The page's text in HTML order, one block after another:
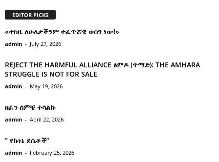
EDITOR PICKS
«ተከዜ ለሁለታችንም ተፈጥሯዊ ወሰን ነው!»
admin - July 27, 2026
REJECT THE HARMFUL ALLIANCE ፅምዶ (ጥማድ): THE AMHARA
STRUGGLE IS NOT FOR SALE
admin - May 19, 2026
ዘፈን ሰምቼ ተሳልኩ
admin - April 22, 2026
” የኩነኔ ደሴቶች’’
admin - February 25, 2026